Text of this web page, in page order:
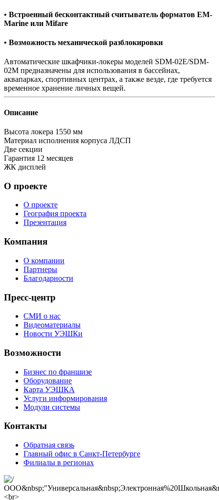
• Встроенный бесконтактный считыватель форматов EM-
Marine или Mifare
• Возможность механической разблокировки
Автоматические шкафчики-локеры моделей SDM-02E/SDM-
02M предназначены для использования в бассейнах,
аквапарках, спортивных центрах, а также везде, где требуется
временное хранение личных вещей.
Описание
Высота локера 1550 мм
Материал исполнения корпуса ЛДСП
Две секции
Гарантия 12 месяцев
ЖК дисплей
О проекте
О проекте
География проекта
Презентация
Компания
О компании
Партнеры
Благодарности
Пресс-центр
СМИ о нас
Видеоматериалы
Новости УЭШКи
Возможности
Бизнес по франшизе
Оборудование
Карта УЭШКА
Услуги информирования
Модули системы
Контакты
Обратная связь
Главный офис в Санкт-Петербурге
Филиалы в регионах